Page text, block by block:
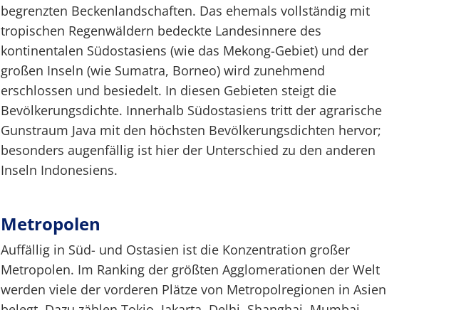
begrenzten Beckenlandschaften. Das ehemals vollständig mit
tropischen Regenwäldern bedeckte Landesinnere des
kontinentalen Südostasiens (wie das Mekong-Gebiet) und der
großen Inseln (wie Sumatra, Borneo) wird zunehmend
erschlossen und besiedelt. In diesen Gebieten steigt die
Bevölkerungsdichte. Innerhalb Südostasiens tritt der agrarische
Gunstraum Java mit den höchsten Bevölkerungsdichten hervor;
besonders augenfällig ist hier der Unterschied zu den anderen
Inseln Indonesiens.
Metropolen
Auffällig in Süd- und Ostasien ist die Konzentration großer
Metropolen. Im Ranking der größten Agglomerationen der Welt
werden viele der vorderen Plätze von Metropolregionen in Asien